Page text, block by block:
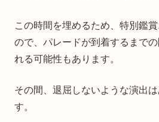
この時間を埋めるため、特別鑑
ので、パレードが到着するまで
れる可能性もあります。
その間、退屈しないような演出
す。